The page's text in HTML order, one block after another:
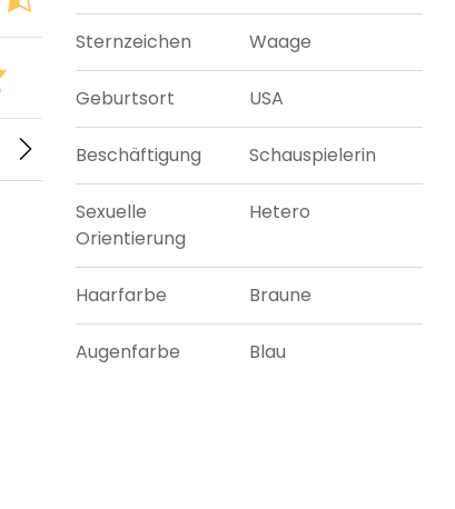
Sternzeichen Waage
Geburtsort USA
Beschäftigung Schauspielerin
Sexuelle
Orientierung
Hetero
Haarfarbe Braune
Augenfarbe Blau